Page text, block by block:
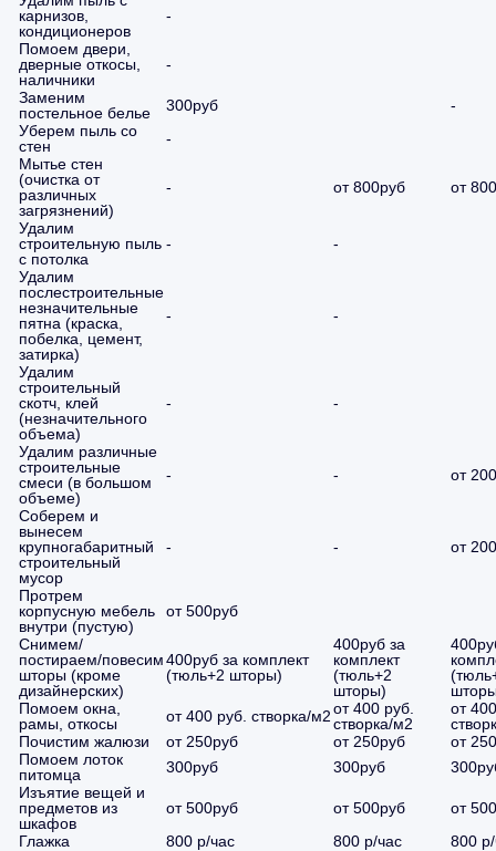
карнизов,
кондиционеров
-
Помоем двери,
дверные откосы,
наличники
-
Заменим
постельное белье
300руб
-
Уберем пыль со
стен
-
Мытье стен
(очистка от
различных
загрязнений)
- от 800руб от
Удалим
строительную пыль
с потолка
-
-
Удалим
послестроительные
незначительные
пятна (краска,
побелка, цемент,
затирка)
- -
Удалим
строительный
скотч, клей
(незначительного
объема)
- -
Удалим различные
строительные
смеси (в большом
объеме)
- - от
Соберем и
вынесем
крупногабаритный
строительный
мусор
- - от
Протрем
корпусную мебель
внутри (пустую)
от 500руб
Снимем/
постираем/повесим
шторы (кроме
дизайнерских)
400руб за комплект
(тюль+2 шторы)
400руб за
комплект
(тюль+2
шторы)
Помоем окна,
рамы, откосы
от 400 руб. створка/м2от 400 руб.
створка/м2
от
Почистим жалюзи
от 250руб от 250руб
от
Помоем лоток
питомца
300руб 300руб
Изъятие вещей и
предметов из
шкафов
от 500руб от 500руб
от
Глажка
800 р/час 800 р/час
800